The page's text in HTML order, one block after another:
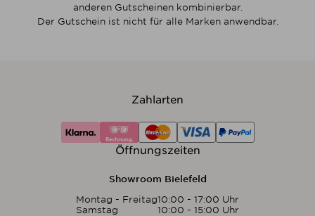
anderen Gutscheinen kombinierbar.
Der Gutschein ist nicht für alle Marken anwendbar.
Zahlarten
Öffnungszeiten
Showroom Bielefeld
Montag - Freitag10:00 - 17:00 Uhr
Samstag
10:00 - 15:00 Uhr